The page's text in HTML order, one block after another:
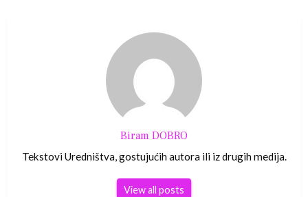
Biram DOBRO
Tekstovi Uredništva, gostujućih autora ili iz drugih medija.
View all posts